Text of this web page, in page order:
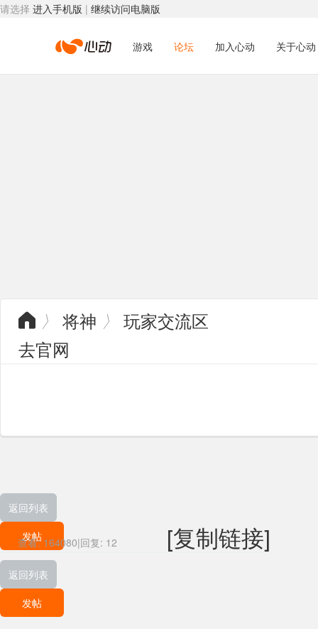
请选择 进入手机版 | 继续访问电脑版
心 游戏 论坛 加入心动 关于心动
 〉 将神 〉 玩家交流区
去官网
返回列表
发帖
查看: 164080|回复: 12 [复制链接]
返回列表
发帖